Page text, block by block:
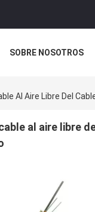
SOBRE NOSOTROS
Al Aire Libre Del
al aire libre